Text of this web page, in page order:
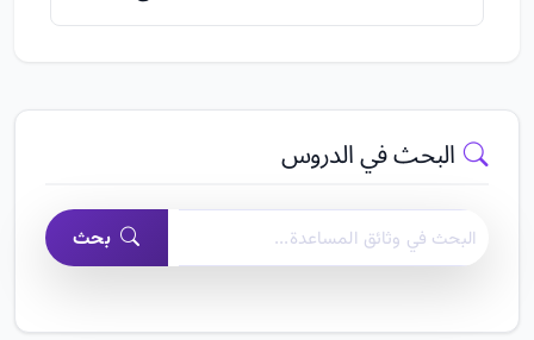
البحث في الدروس
بحث